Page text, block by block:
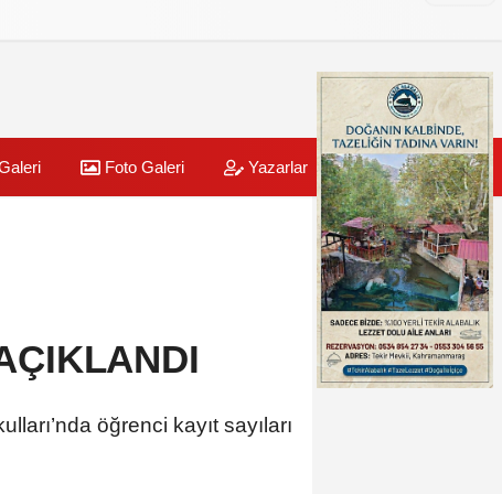
Foto Galeri Yazarlar Üye Paneli
öğrenci kayıt sayıları